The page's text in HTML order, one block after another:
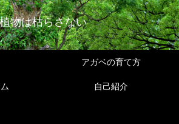
植物は枯らさない
アガベの育て方
自己紹介